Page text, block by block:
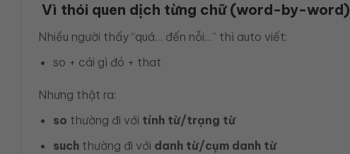
Vì thói quen dịch từng chữ (word-by-word)
Nhiều người thấy “quá… đến nỗi…” thì auto viết:
so + cái gì đó + that
Nhưng thật ra:
so thường đi với tính từ/trạng từ
suchthường đi với danh từ/cụm danh từ